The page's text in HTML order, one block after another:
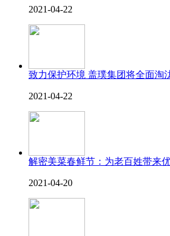
2021-04-22
致力保护环境 盖璞集团将全面淘
2021-04-22
解密美菜春鲜节：为老百姓带来
2021-04-20